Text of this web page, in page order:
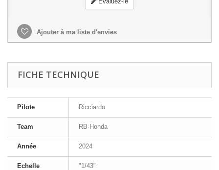
Ajouter à ma liste d'envies
FICHE TECHNIQUE
Pilote Ricciardo
Team RB-Honda
Année 2024
Echelle "1/43"